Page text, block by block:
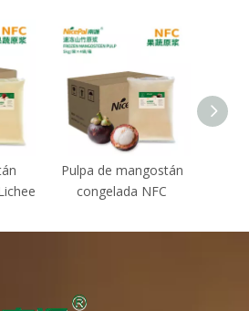
Pulpa de mangostán
congelada NFC